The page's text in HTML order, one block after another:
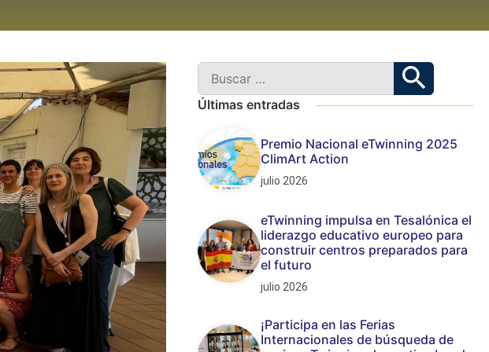
Últimas entradas
Premio Nacional eTwinning 2025
ClimArt Action
julio 2026
eTwinning impulsa en Tesalónica el
liderazgo educativo europeo para
construir centros preparados para
el futuro
julio 2026
¡Participa en las Ferias
Internacionales de búsqueda de